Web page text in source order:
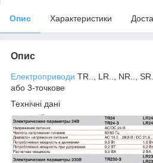
Опис Характеристики
Опис
Електроприводи TR.., LR.., NR..,
або 3-точкове
Технічні дані